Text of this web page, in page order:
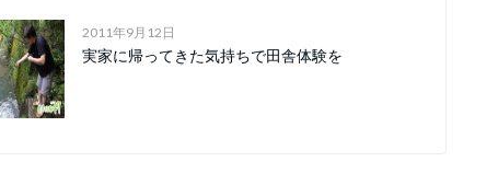
2011年9月12日
実家に帰ってきた気持ちで田舎体験を